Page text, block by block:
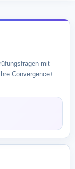
mit
Convergence+